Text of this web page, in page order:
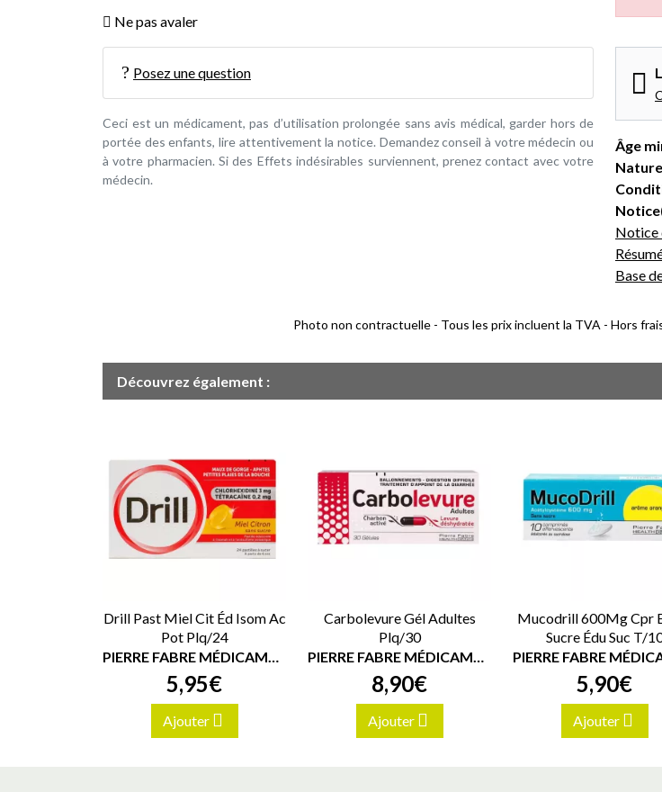
Ne pas avaler
Posez une question
Ceci est un médicament, pas d’utilisation prolongée sans avis médical, garder hors de
portée des enfants, lire attentivement la notice. Demandez conseil à votre médecin ou
à votre pharmacien. Si des Effets indésirables surviennent, prenez contact avec votre
médecin.
Âge
Notice
Base
Photo non contractuelle - Tous les prix incluent la TVA - Hors
Découvrez également :
Drill Past Miel Cit Éd Isom Ac
Pot Plq/24
PIERRE FABRE MÉDICAMENT
5,95€
Ajouter
Carbolevure Gél Adultes
Plq/30
PIERRE FABRE MÉDICAMENT
8,90€
Ajouter
Mucodrill 600Mg Cpr
Sucre Édu Suc T/
5,90€
Ajouter